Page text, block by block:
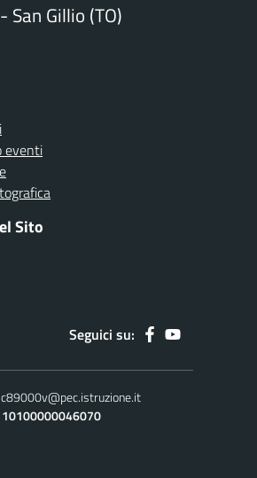
Gillio (TO)
eventi
Sito
Seguici su: